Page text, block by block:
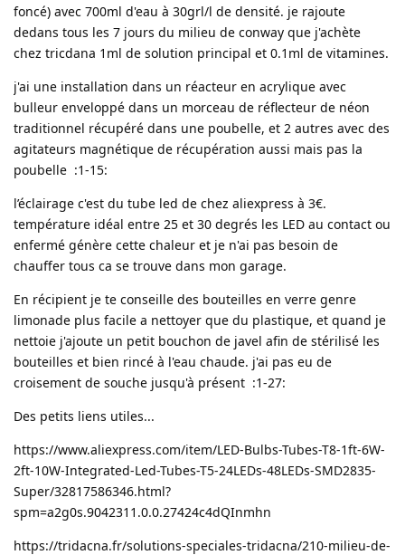
foncé) avec 700ml d'eau à 30grl/l de densité. je rajoute
dedans tous les 7 jours du milieu de conway que j'achète
chez tricdana 1ml de solution principal et 0.1ml de vitamines.
j'ai une installation dans un réacteur en acrylique avec
bulleur enveloppé dans un morceau de réflecteur de néon
traditionnel récupéré dans une poubelle, et 2 autres avec des
agitateurs magnétique de récupération aussi mais pas la
poubelle :1-15:
l’éclairage c'est du tube led de chez aliexpress à 3€.
température idéal entre 25 et 30 degrés les LED au contact ou
enfermé génère cette chaleur et je n'ai pas besoin de
chauffer tous ca se trouve dans mon garage.
En récipient je te conseille des bouteilles en verre genre
limonade plus facile a nettoyer que du plastique, et quand je
nettoie j'ajoute un petit bouchon de javel afin de stérilisé les
bouteilles et bien rincé à l'eau chaude. j'ai pas eu de
croisement de souche jusqu'à présent :1-27:
Des petits liens utiles...
https://www.aliexpress.com/item/LED-Bulbs-Tubes-T8-1ft-6W-
2ft-10W-Integrated-Led-Tubes-T5-24LEDs-48LEDs-SMD2835-
Super/32817586346.html?
spm=a2g0s.9042311.0.0.27424c4dQInmhn
https://tridacna.fr/solutions-speciales-tridacna/210-milieu-de-